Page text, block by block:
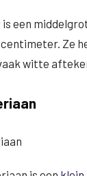
is een
Ze
witte